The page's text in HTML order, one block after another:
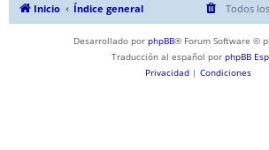
Inicio Índice general Todos
Desarrollado por phpBB® Forum Software ©
Traducción al español por phpBB
Privacidad | Condiciones